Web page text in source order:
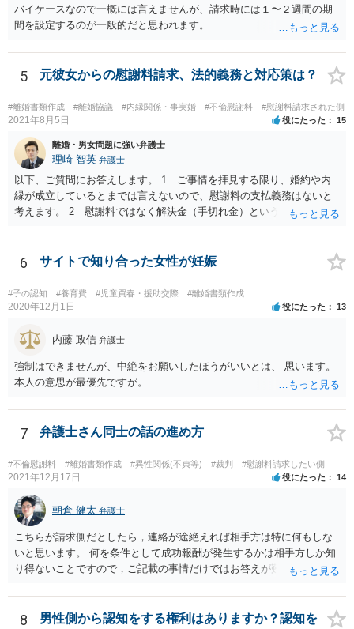
バイケースなので一概には言えませんが、請求時には１〜２週間の期
間を設定するのが一般的だと思われます。
5 元彼女からの慰謝料請求、法的義務と対応策は？
#離婚書類作成 #離婚協議 #内縁関係・事実婚 #不倫慰謝料 #慰謝料請求された側
2021年8月5日 役にたった 15
離婚・男女問題に強い弁護士
理崎 智英 弁護士
以下、ご質問にお答えします。 1 ご事情を拝見する限り、婚約や内
縁が成立しているとまでは言えないので、慰謝料の支払義務はないと
考えます。 2 慰謝料ではなく解決金（手切れ金）という名目で数十
うに合意書を取り交わす必要はあると思います。 4 合意書を取り交
わし、その中で精算条項（一切の債権債務のないことを確認する）を
6 サイトで知り合った女性が妊娠
#子の認知 #養育費 #児童買春・援助交際 #離婚書類作成
2020年12月1日 役にたった 13
内藤 政信 弁護士
強制はできませんが、中絶をお願いしたほうがいいとは、 思います。
本人の意思が最優先ですが。
7 弁護士さん同士の話の進め方
#不倫慰謝料 #離婚書類作成 #異性関係(不貞等) #裁判 #慰謝料請求したい側
2021年12月17日 役にたった 14
朝倉 健太 弁護士
こちらが請求側だとしたら，連絡が途絶えれば相手方は特に何もしな
いと思います。 何を条件として成功報酬が発生するかは相手方しか知
り得ないことですので，ご記載の事情だけではお答えが難しいです。
せずに続いていることも，いずれもあり得ると思います。個々の弁護
士の考え方によります。
8
男性側から認知をする権利はありますか？認知を